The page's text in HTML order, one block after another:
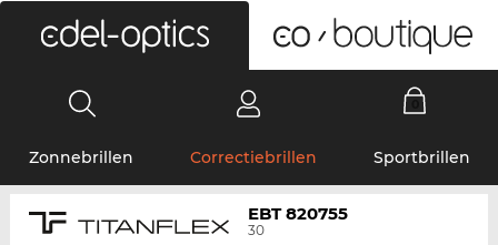
Zonnebrillen Correctiebrillen Sportbrillen
EBT 820755
30